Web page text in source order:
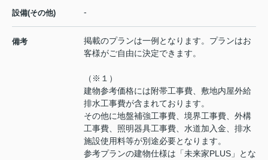
設備(その他) -
備考
掲載のプランは一例となります。プランはお
客様がご自由に決定できます。
（※１）
建物参考価格には附帯工事費、敷地内屋外給
排水工事費が含まれております。
その他に地盤補強工事費、境界工事費、外構
工事費、照明器具工事費、水道加入金、排水
施設使用料等が別途必要となります。
参考プランの建物仕様は「未来家PLUS」とな